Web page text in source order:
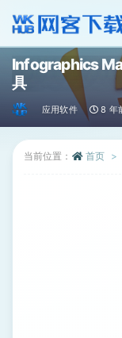
Infographics
具
应用软件 8 年
当前位置： 首页
全部